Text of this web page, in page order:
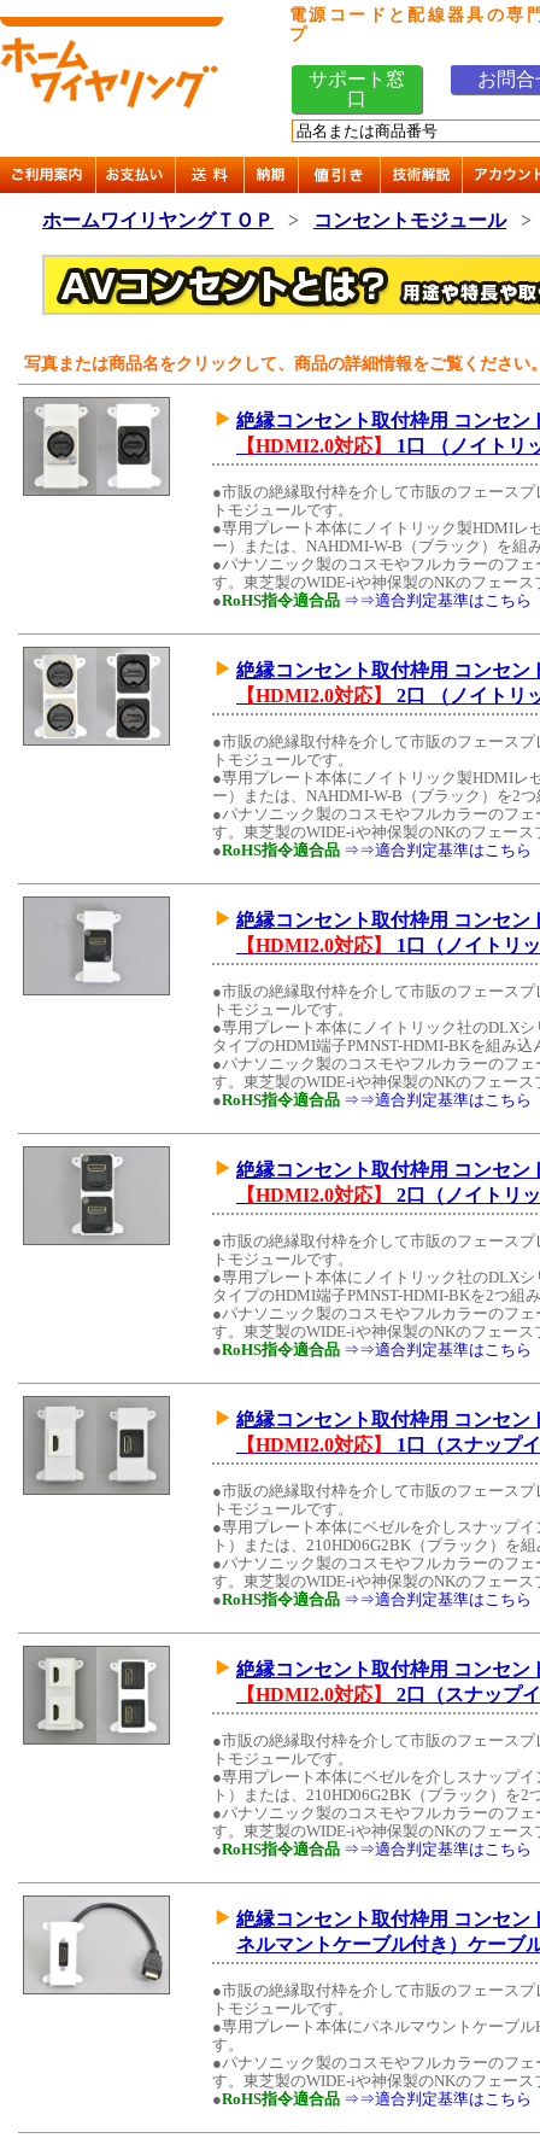
電源コードと配線器具の専
プ
サポート窓
口
お問合
ホームワイリヤングＴＯＰ > コンセントモジュール
写真または商品名をクリックして、商品の詳細情報をご覧ください
絶縁コンセント取付枠用 コンセ
【HDMI2.0対応】
1口 （ノイトリ
●市販の絶縁取付枠を介して市販のフェース
トモジュールです。
●専用プレート本体にノイトリック製HDMIレ
ー）または、NAHDMI-W-B（ブラック）を組
●パナソニック製のコスモやフルカラーのフ
す。東芝製のWIDE-iや神保製のNKのフェー
●RoHS指令適合品 ⇒⇒適合判定基準はこちら
絶縁コンセント取付枠用 コンセ
【HDMI2.0対応】
2口 （ノイトリ
●市販の絶縁取付枠を介して市販のフェース
トモジュールです。
●専用プレート本体にノイトリック製HDMIレ
ー）または、NAHDMI-W-B（ブラック）を2
●パナソニック製のコスモやフルカラーのフ
す。東芝製のWIDE-iや神保製のNKのフェー
●RoHS指令適合品 ⇒⇒適合判定基準はこちら
絶縁コンセント取付枠用 コンセ
【HDMI2.0対応】
1口（ノイトリ
●市販の絶縁取付枠を介して市販のフェース
トモジュールです。
●専用プレート本体にノイトリック社のDLX
タイプのHDMI端子PMNST-HDMI-BKを組み込
●パナソニック製のコスモやフルカラーのフ
す。東芝製のWIDE-iや神保製のNKのフェー
●RoHS指令適合品 ⇒⇒適合判定基準はこちら
絶縁コンセント取付枠用 コンセ
【HDMI2.0対応】
2口（ノイトリ
●市販の絶縁取付枠を介して市販のフェース
トモジュールです。
●専用プレート本体にノイトリック社のDLX
タイプのHDMI端子PMNST-HDMI-BKを2つ組
●パナソニック製のコスモやフルカラーのフ
す。東芝製のWIDE-iや神保製のNKのフェー
●RoHS指令適合品 ⇒⇒適合判定基準はこちら
絶縁コンセント取付枠用 コンセ
【HDMI2.0対応】
1口（スナップ
●市販の絶縁取付枠を介して市販のフェース
トモジュールです。
●専用プレート本体にベゼルを介しスナップ
ト）または、210HD06G2BK（ブラック）を
●パナソニック製のコスモやフルカラーのフ
す。東芝製のWIDE-iや神保製のNKのフェー
●RoHS指令適合品 ⇒⇒適合判定基準はこちら
絶縁コンセント取付枠用 コンセ
【HDMI2.0対応】
2口（スナップ
●市販の絶縁取付枠を介して市販のフェース
トモジュールです。
●専用プレート本体にベゼルを介しスナップ
ト）または、210HD06G2BK（ブラック）を
●パナソニック製のコスモやフルカラーのフ
す。東芝製のWIDE-iや神保製のNKのフェー
●RoHS指令適合品 ⇒⇒適合判定基準はこちら
絶縁コンセント取付枠用 コンセ
ネルマントケーブル付き）ケーブ
●市販の絶縁取付枠を介して市販のフェース
トモジュールです。
●専用プレート本体にパネルマウントケーブ
す。
●パナソニック製のコスモやフルカラーのフ
す。東芝製のWIDE-iや神保製のNKのフェー
●RoHS指令適合品 ⇒⇒適合判定基準はこちら